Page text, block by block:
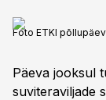
Foto ETKI
Päeva jooksul
suviteraviljade